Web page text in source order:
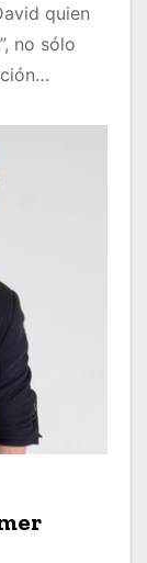
quien
no sólo